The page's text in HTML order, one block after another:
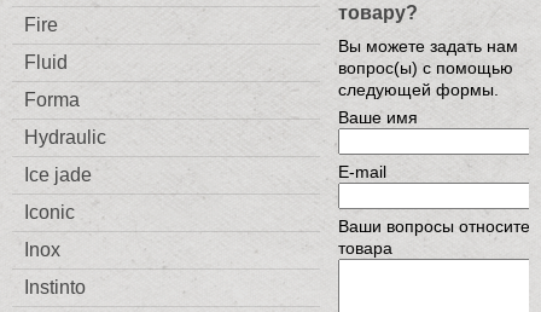
Fire
Fluid
Forma
Hydraulic
Ice jade
Iconic
Inox
Instinto
товару?
Вы можете задать нам
вопрос(ы) с помощью
следующей формы.
Ваше имя
E-mail
Ваши вопросы
товара